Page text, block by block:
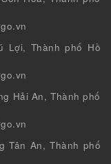
Lợi, Thành phố Hồ
Hải An, Thành phố
Tân An, Thành phố